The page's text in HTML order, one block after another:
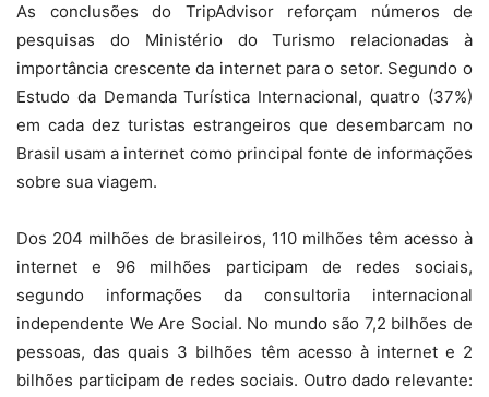
As conclusões do TripAdvisor reforçam números de
pesquisas do Ministério do Turismo relacionadas à
importância crescente da internet para o setor. Segundo o
Estudo da Demanda Turística Internacional, quatro (37%)
em cada dez turistas estrangeiros que desembarcam no
Brasil usam a internet como principal fonte de informações
sobre sua viagem.
Dos 204 milhões de brasileiros, 110 milhões têm acesso à
internet e 96 milhões participam de redes sociais,
segundo informações da consultoria internacional
independente We Are Social. No mundo são 7,2 bilhões de
pessoas, das quais 3 bilhões têm acesso à internet e 2
bilhões participam de redes sociais. Outro dado relevante: